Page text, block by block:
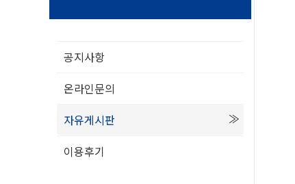
공지사항
온라인문의
자유게시판
이용후기